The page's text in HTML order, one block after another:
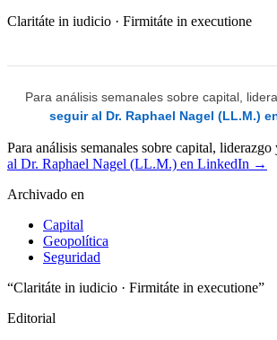
Claritáte in iudicio · Firmitáte in executione
Para análisis semanales sobre capital,
seguir al Dr. Raphael Nagel (LL.M.)
Para análisis semanales sobre capital,
al Dr. Raphael Nagel (LL.M.) en LinkedIn →
Archivado en
Capital
Geopolítica
Seguridad
“Claritáte in iudicio · Firmitáte in executione”
Editorial